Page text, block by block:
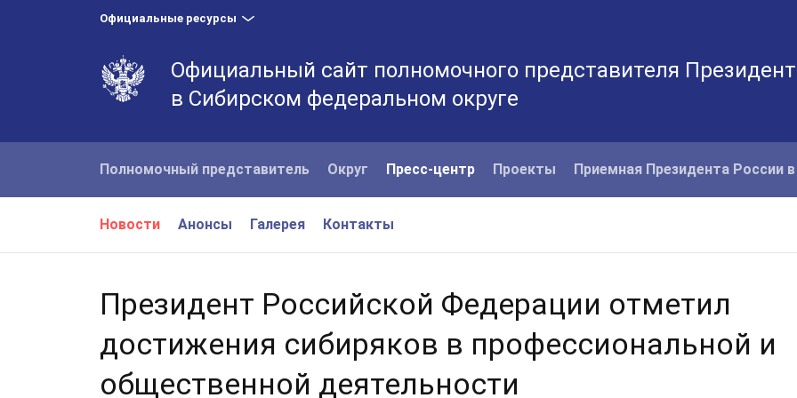
Официальные ресурсы
Официальный сайт полномочного представителя
в Сибирском федеральном округе
Полномочный представитель Округ Пресс-центр Проекты Приемная Президента России
Новости Анонсы Галерея Контакты
Президент Российской Федерации отметил
достижения сибиряков в профессиональной и
общественной деятельности